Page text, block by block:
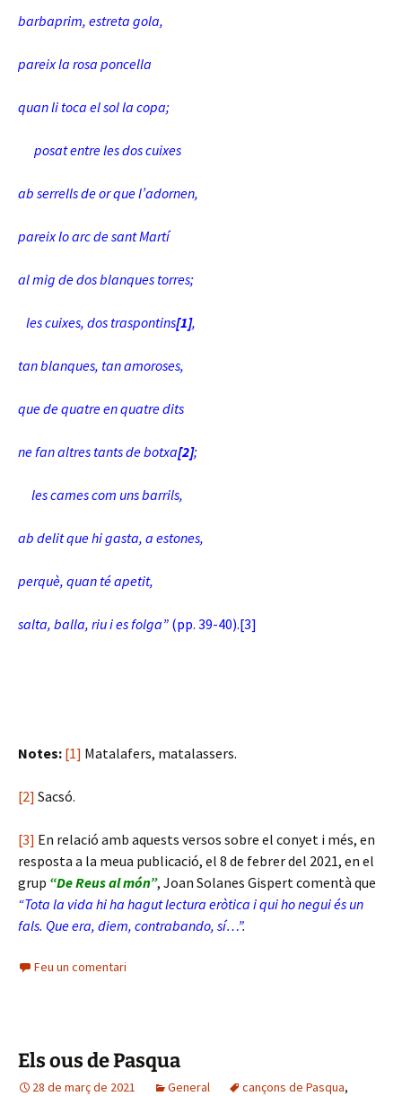
barbaprim, estreta gola,
pareix la rosa poncella
quan li toca el sol la copa;
posat entre les dos cuixes
ab serrells de or que l’adornen,
pareix lo arc de sant Martí
al mig de dos blanques torres;
les cuixes, dos traspontins[1],
tan blanques, tan amoroses,
que de quatre en quatre dits
ne fan altres tants de botxa[2];
les cames com uns barrils,
ab delit que hi gasta, a estones,
perquè, quan té apetit,
salta, balla, riu i es folga” (pp. 39-40).[3]
Notes: [1] Matalafers, matalassers.
[2] Sacsó.
[3] En relació amb aquests versos sobre el conyet i més, en
resposta a la meua publicació, el 8 de febrer del 2021, en el
grup “De Reus al món”, Joan Solanes Gispert comentà que
“Tota la vida hi ha hagut lectura eròtica i qui ho negui és un
fals. Que era, diem, contrabando, sí…”.
Feu un comentari
Els ous de Pasqua
28 de març de 2021 General cançons de Pasqua,